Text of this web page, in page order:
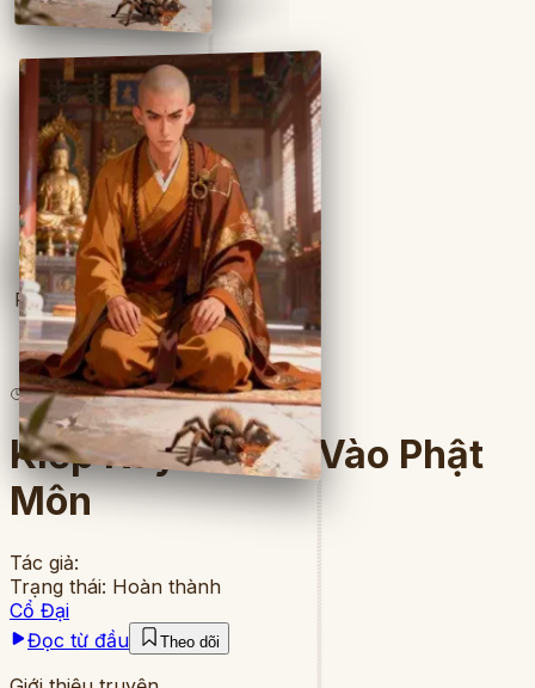
Full
4lượt đọc· 16chương
Kiếp Này Không Vào Phật
Môn
Tác giả:
Trạng thái: Hoàn thành
Cổ Đại
Đọc từ đầu
Theo dõi